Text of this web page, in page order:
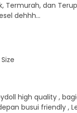
Termurah, dan
dehhh…
high quality ,
busui friendly ,